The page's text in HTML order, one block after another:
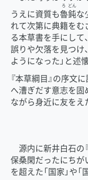
うえに資質も魯
ろ
鈍
どん
な
れて次第に典籍をむ
る本草書を手にして
誤りや欠落を見つけ
ようになった」と述
『本草綱目』の序文
へ漕ぎだす意志を固
ながら身近に友をえ
源内に新井白石の
保桑閑だったにちが
を超えた「国家」や